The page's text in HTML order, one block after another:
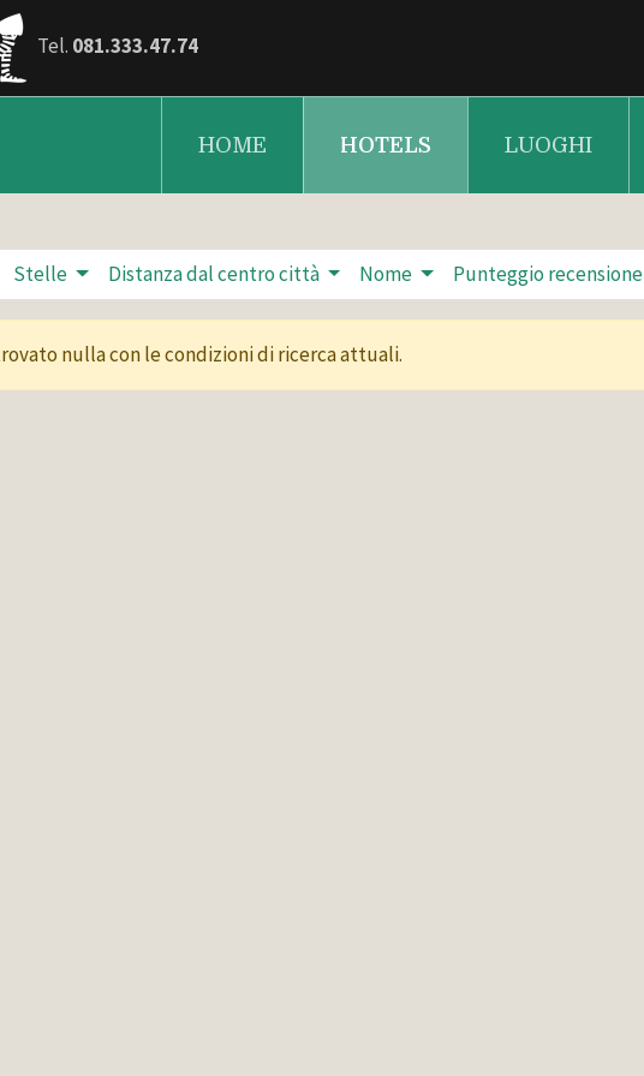
Tel. 081.333.47.74
HOME HOTELS LUOGHI
Stelle Distanza dal centro città Nome Punteggio recensione
nulla con le condizioni di ricerca attuali.